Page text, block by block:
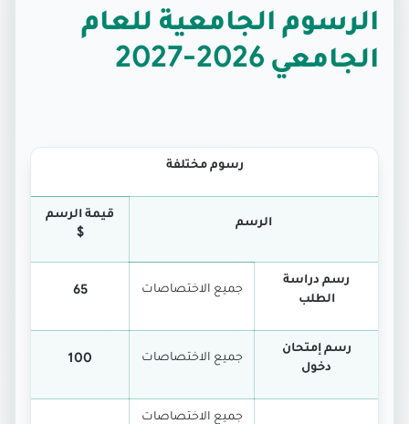
الرسوم الجامعية للعام
الجامعي 2026-2027
رسوم مختلفة
الرسم
قيمة الرسم
$
رسم دراسة
الطلب
جميع الاختصاصات 65
رسم إمتحان
دخول
جميع الاختصاصات 100
جميع الاختصاصات